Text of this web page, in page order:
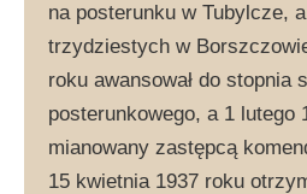
na posterunku w Tubylcze,
trzydziestych w
roku awansował do stopnia
posterunkowego, a 1 lutego
mianowany zastępcą
15 kwietnia 1937 roku